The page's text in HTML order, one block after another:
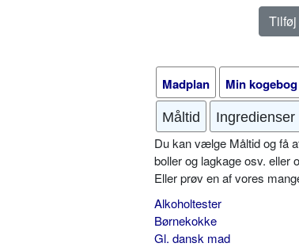
Madplan Min kogebog
Måltid Ingredienser
Du kan vælge Måltid og få
boller og lagkage osv. eller
Eller prøv en af vores
Alkoholtester
Børnekokke
Gl. dansk mad